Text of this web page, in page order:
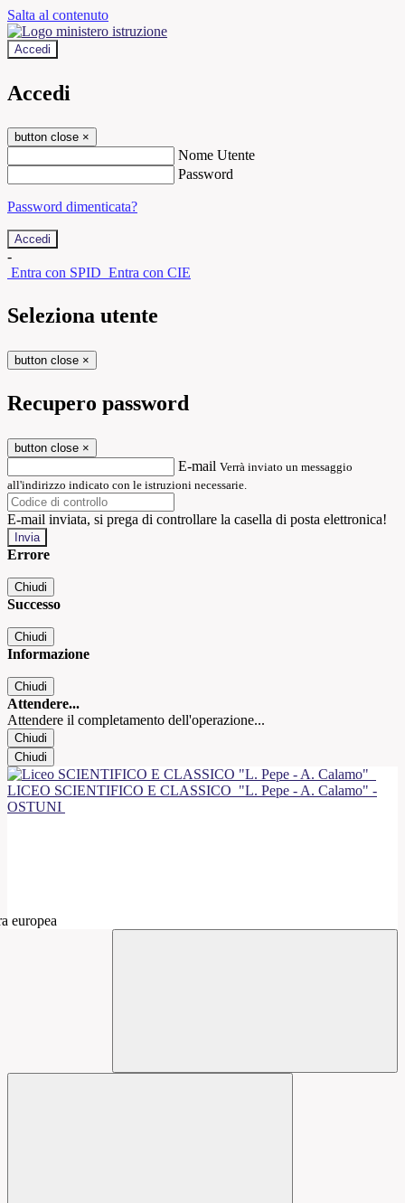
Salta al contenuto
Accedi
Accedi
button close ×
Nome Utente
Password
Password dimenticata?
-
Entra con SPID Entra con CIE
Seleziona utente
button close ×
Recupero password
button close ×
E-mail Verrà inviato un messaggio
all'indirizzo indicato con le istruzioni necessarie.
E-mail inviata, si prega di controllare la casella di posta elettronica!
Errore
Chiudi
Successo
Chiudi
Informazione
Chiudi
Attendere...
Attendere il completamento dell'operazione...
Chiudi
Chiudi
LICEO SCIENTIFICO E CLASSICO "L. Pepe - A. Calamo" -
OSTUNI